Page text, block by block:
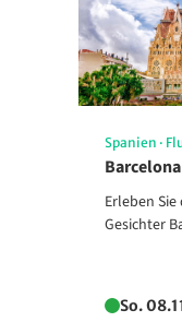
Spanien ·
Barcelona
Erleben
Gesichter
So.